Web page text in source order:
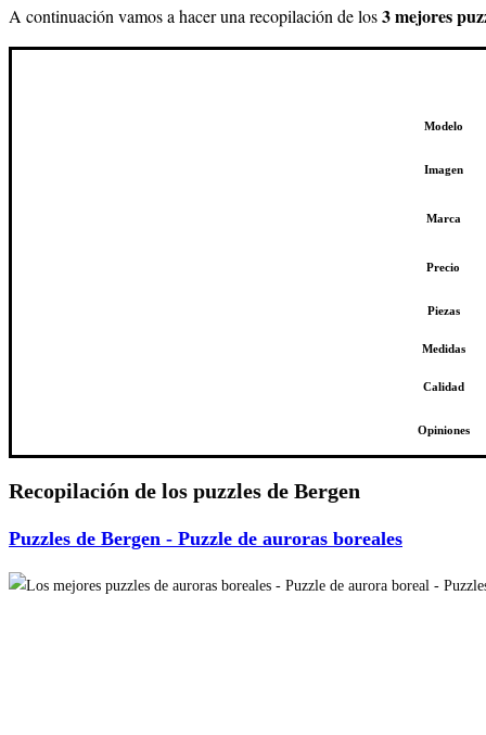
A continuación vamos a hacer una recopilación de los3mejores
Modelo
Imagen
Marca
Precio
Piezas
Medidas
Calidad
Opiniones
Recopilación de los puzzles de Bergen
Puzzles de Bergen - Puzzle de auroras boreales